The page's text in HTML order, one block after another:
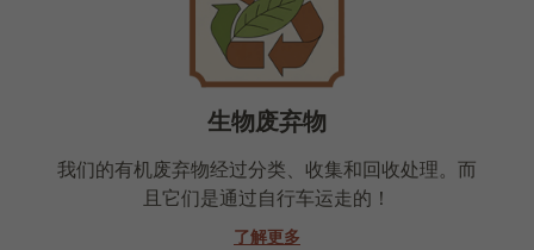
生物废弃物
我们的有机废弃物经过分类、收集和回收处理。而
且它们是通过自行车运走的！
了解更多